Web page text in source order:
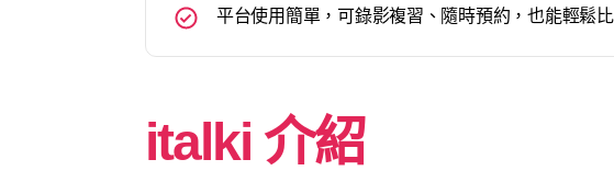
平台使用簡單，可錄影複習、隨時預約，也能輕鬆
italki 介紹